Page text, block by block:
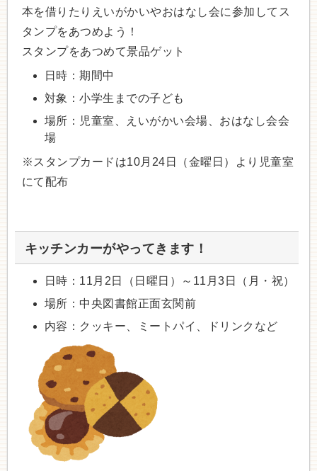
本を借りたりえいがかいやおはなし会に参加してス
タンプをあつめよう！
スタンプをあつめて景品ゲット
日時：期間中
対象：小学生までの子ども
場所：児童室、えいがかい会場、おはなし会会
場
※スタンプカードは10月24日（金曜日）より児童室
にて配布
キッチンカーがやってきます！
日時：11月2日（日曜日）～11月3日（月・祝）
場所：中央図書館正面玄関前
内容：クッキー、ミートパイ、ドリンクなど